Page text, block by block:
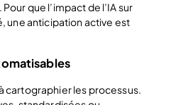
que l’impact de l’IA sur
une anticipation active est
cartographier les processus.